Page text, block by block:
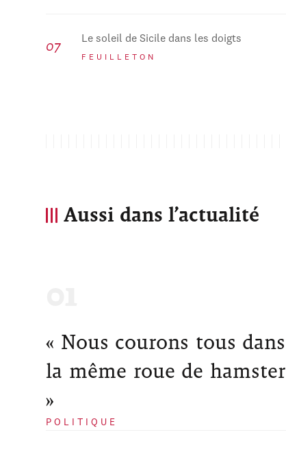
Le soleil de Sicile dans les doigts
FEUILLETON
Aussi dans l’actualité
« Nous courons tous dans
la même roue de hamster
»
POLITIQUE